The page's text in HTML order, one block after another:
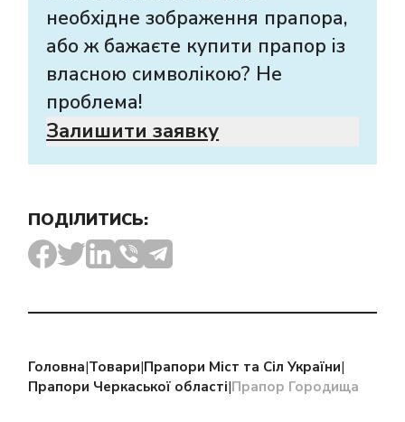
необхідне зображення прапора,
або ж бажаєте купити прапор із
власною символікою? Не
проблема!
Залишити заявку
ПОДІЛИТИСЬ:
Головна|Товари|Прапори Міст та Сіл України|
Прапори Черкаської області|Прапор Городища